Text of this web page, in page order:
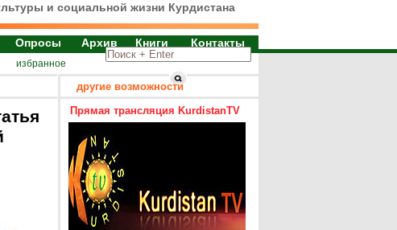
и социальной жизни Курдистана
Опросы Архив Книги Контакты
избранное
другие возможности
Прямая трансляция KurdistanTV